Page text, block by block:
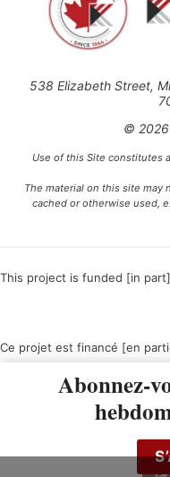
538 Elizabeth Street,
© 2026
Use of this Site constitutes
The material on this site
cached or otherwise used,
This project is funded [in
Ce projet est financé [en
Abonnez-